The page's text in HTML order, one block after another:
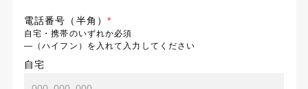
電話番号（半角） *
自宅・携帯のいずれか必須
―（ハイフン）を入れて入力してください
自宅